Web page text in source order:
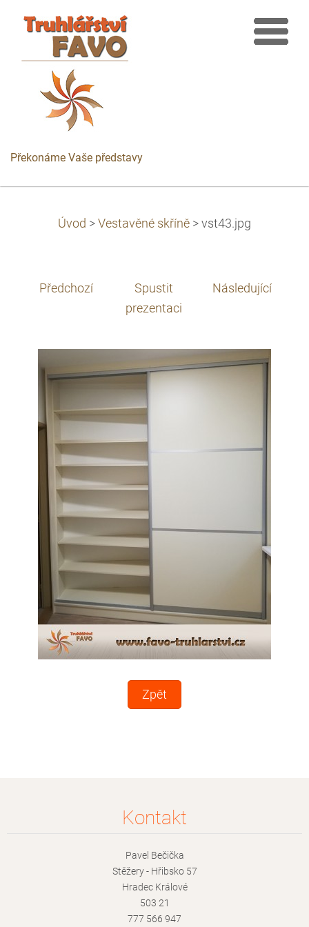
Překonáme Vaše představy
Úvod > Vestavěné skříně > vst43.jpg
Předchozí
Spustit
prezentaci
Následující
Zpět
Kontakt
Pavel Bečička
Stěžery - Hřibsko 57
Hradec Králové
503 21
777 566 947